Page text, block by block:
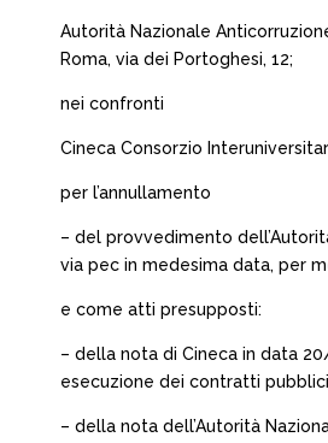
Autorità Nazionale
Roma, via dei Portoghesi, 12;
nei confronti
Cineca Consorzio
per l’annullamento
– del provvedimento
via pec in medesima data, per
e come atti presupposti:
– della nota di Cineca in data
esecuzione dei contratti
– della nota dell’Autorità